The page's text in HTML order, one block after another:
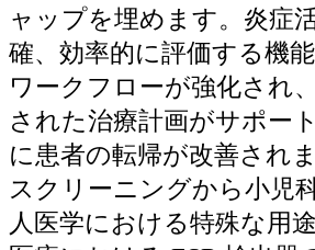
ャップを埋めます。炎症
確、効率的に評価する機
ワークフローが強化され
された治療計画がサポー
に患者の転帰が改善され
スクリーニングから小児
人医学における特殊な用